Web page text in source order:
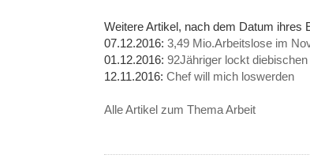
Weitere Artikel, nach dem Datum ihres
07.12.2016: 3,49 Mio.Arbeitslose im
01.12.2016: 92Jähriger lockt
12.11.2016: Chef will mich loswerden
Alle Artikel zum Thema Arbeit